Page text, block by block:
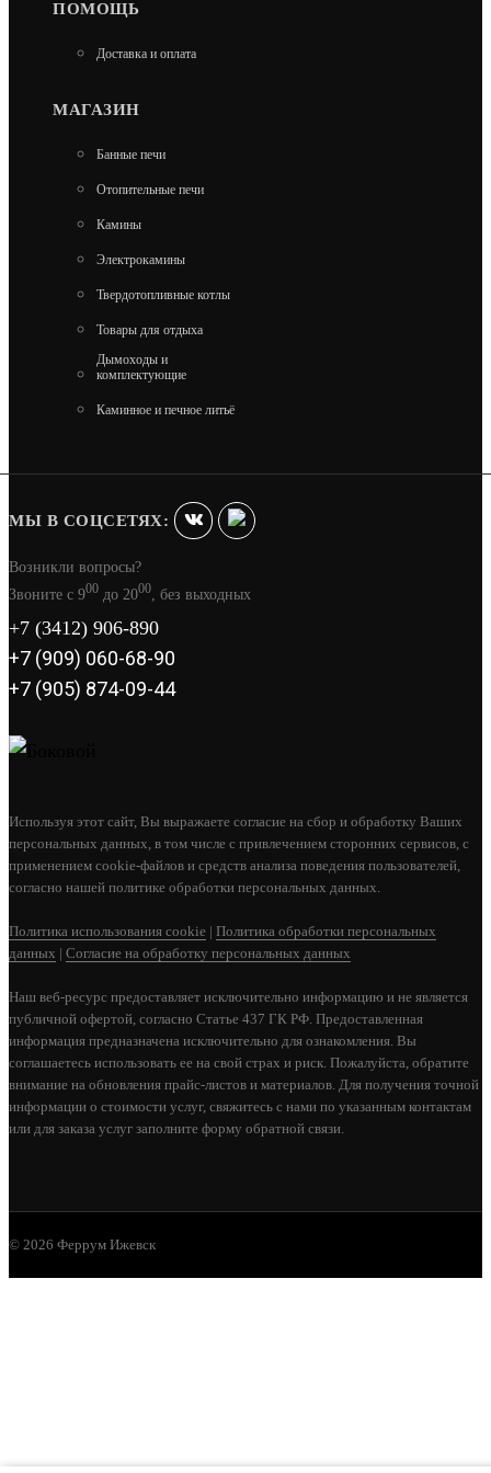
18 КВТ
275 940
285 500
ПОМОЩЬ
Доставка и оплата
МАГАЗИН
Банные печи
Отопительные печи
Камины
Электрокамины
Твердотопливные котлы
Товары для отдыха
Дымоходы и
комплектующие
Каминное и печное литьё
МЫ В СОЦСЕТЯХ:
Возникли вопросы?
Звоните с 900 до 2000 , без выходных
+7 (3412) 906-890
+7 (909) 060-68-90
+7 (905) 874-09-44
Используя этот сайт, Вы выражаете согласие на сбор и обработку Ваших
персональных данных, в том числе с привлечением сторонних сервисов, с
применением cookie-файлов и средств анализа поведения пользователей,
согласно нашей политике обработки персональных данных.
Политика использования cookie | Политика обработки персональных
данных | Согласие на обработку персональных данных
Наш веб-ресурс предоставляет исключительно информацию и не является
публичной офертой, согласно Статье 437 ГК РФ. Предоставленная
информация предназначена исключительно для ознакомления. Вы
соглашаетесь использовать ее на свой страх и риск. Пожалуйста, обратите
внимание на обновления прайс-листов и материалов. Для получения точной
информации о стоимости услуг, свяжитесь с нами по указанным контактам
или для заказа услуг заполните форму обратной связи.
© 2026 Феррум Ижевск